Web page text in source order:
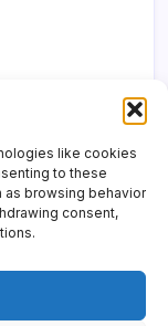
like cookies
to these
as browsing behavior
consent,